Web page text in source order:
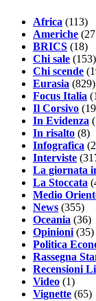
Africa (113)
Americhe
BRICS (18)
Chi sale (153)
Chi scende
Eurasia (829)
Focus Italia
Il Corsivo
In Evidenza
In risalto (8)
Infografica
Interviste
La giornata
La Stoccata
Medio
News (355)
Oceania (36)
Opinioni (35)
Politica
Rassegna
Recensioni
Video (1)
Vignette (65)